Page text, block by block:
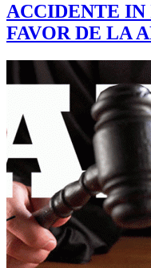
ACCIDENTE
FAVOR DE LA